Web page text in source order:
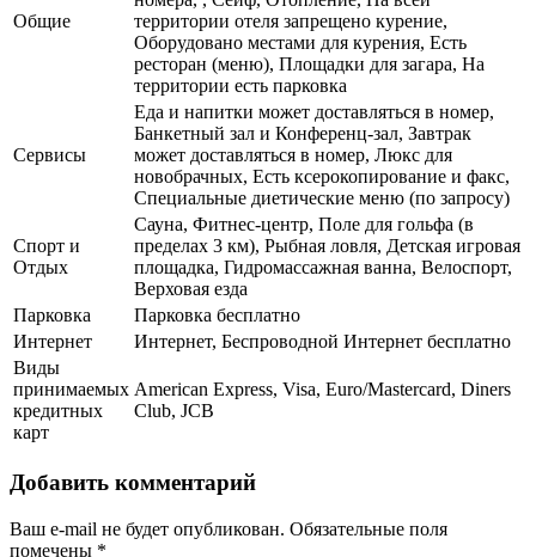
Общие
территории отеля запрещено курение,
Оборудовано местами для курения, Есть
ресторан (меню), Площадки для загара, На
территории есть парковка
Сервисы
Еда и напитки может доставляться в номер,
Банкетный зал и Конференц-зал, Завтрак
может доставляться в номер, Люкс для
новобрачных, Есть ксерокопирование и факс,
Специальные диетические меню (по запросу)
Спорт и
Отдых
Сауна, Фитнес-центр, Поле для гольфа (в
пределах 3 км), Рыбная ловля, Детская игровая
площадка, Гидромассажная ванна, Велоспорт,
Верховая езда
Парковка
Парковка бесплатно
Интернет
Интернет, Беспроводной Интернет бесплатно
Виды
принимаемых
кредитных
карт
American Express, Visa, Euro/Mastercard, Diners
Club, JCB
Добавить комментарий
Ваш e-mail не будет опубликован. Обязательные поля
помечены *